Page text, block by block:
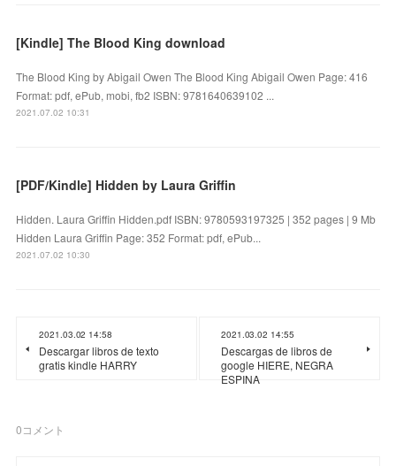
[Kindle] The Blood King download
The Blood King by Abigail Owen The Blood King Abigail Owen Page: 416
Format: pdf, ePub, mobi, fb2 ISBN: 9781640639102 ...
2021.07.02 10:31
[PDF/Kindle] Hidden by Laura Griffin
Hidden. Laura Griffin Hidden.pdf ISBN: 9780593197325 | 352 pages | 9 Mb
Hidden Laura Griffin Page: 352 Format: pdf, ePub...
2021.07.02 10:30
2021.03.02 14:58
Descargar libros de texto
gratis kindle HARRY
2021.03.02 14:55
Descargas de libros de
google HIERE, NEGRA
ESPINA
0コメント